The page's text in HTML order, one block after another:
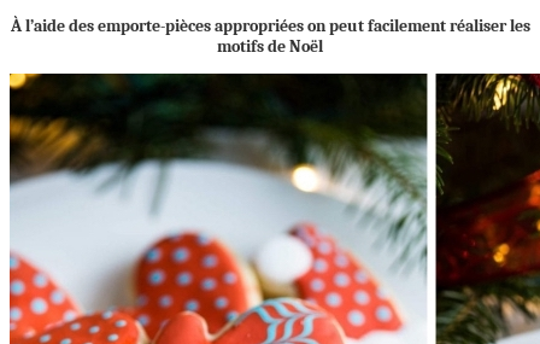
À l’aide des emporte-pièces appropriées on peut facilement réaliser les
motifs de Noël